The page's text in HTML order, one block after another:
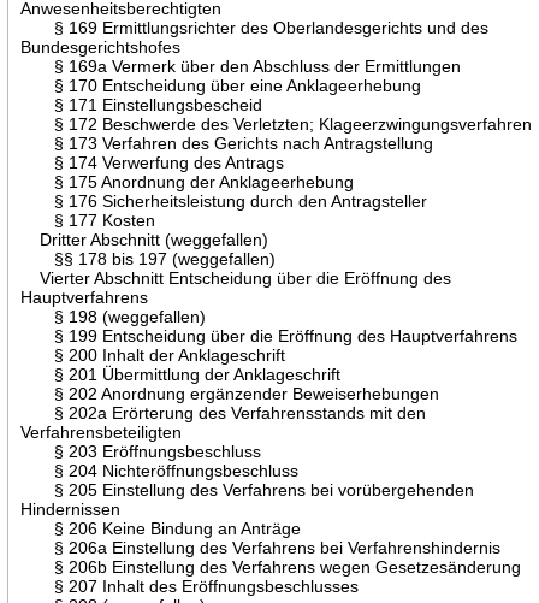
Anwesenheitsberechtigten
§ 169 Ermittlungsrichter des Oberlandesgerichts und des
Bundesgerichtshofes
§ 169a Vermerk über den Abschluss der Ermittlungen
§ 170 Entscheidung über eine Anklageerhebung
§ 171 Einstellungsbescheid
§ 172 Beschwerde des Verletzten; Klageerzwingungsverfahren
§ 173 Verfahren des Gerichts nach Antragstellung
§ 174 Verwerfung des Antrags
§ 175 Anordnung der Anklageerhebung
§ 176 Sicherheitsleistung durch den Antragsteller
§ 177 Kosten
Dritter Abschnitt (weggefallen)
§§ 178 bis 197 (weggefallen)
Vierter Abschnitt Entscheidung über die Eröffnung des
Hauptverfahrens
§ 198 (weggefallen)
§ 199 Entscheidung über die Eröffnung des Hauptverfahrens
§ 200 Inhalt der Anklageschrift
§ 201 Übermittlung der Anklageschrift
§ 202 Anordnung ergänzender Beweiserhebungen
§ 202a Erörterung des Verfahrensstands mit den
Verfahrensbeteiligten
§ 203 Eröffnungsbeschluss
§ 204 Nichteröffnungsbeschluss
§ 205 Einstellung des Verfahrens bei vorübergehenden
Hindernissen
§ 206 Keine Bindung an Anträge
§ 206a Einstellung des Verfahrens bei Verfahrenshindernis
§ 206b Einstellung des Verfahrens wegen Gesetzesänderung
§ 207 Inhalt des Eröffnungsbeschlusses